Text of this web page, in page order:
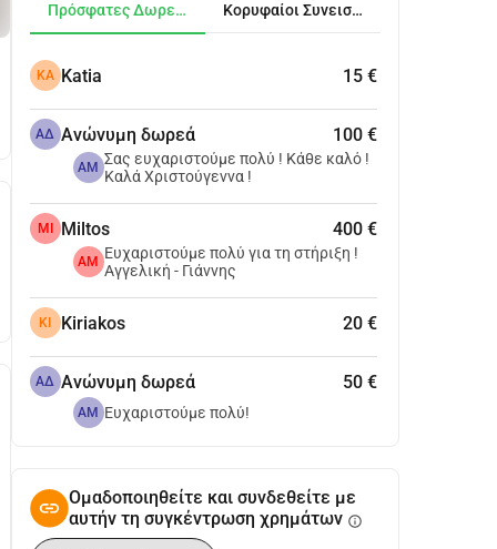
Πρόσφατες Δωρεές Κορυφαίοι Συνεισφέροντες
KA Katia 15 €
ΑΔ Ανώνυμη δωρεά 100 €
AM Σας ευχαριστούμε πολύ ! Κάθε καλό !
Καλά Χριστούγεννα !
MI Miltos 400 €
AM Ευχαριστούμε πολύ για τη στήριξη !
Αγγελική - Γιάννης
KI Kiriakos 20 €
ΑΔ Ανώνυμη δωρεά 50 €
AM Ευχαριστούμε πολύ!
Ομαδοποιηθείτε και συνδεθείτε με
αυτήν τη συγκέντρωση χρημάτων info